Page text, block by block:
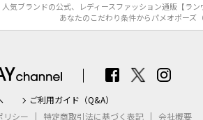
人気ブランドの公式、レディースファッション通販【ラ
あなたのこだわり条件からパメオポーズ
ご利用ガイド（Q&A）
リシー
特定商取引法に基づく表記 会社概要